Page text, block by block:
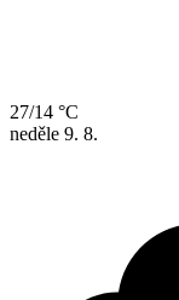
27/14 °C
neděle 9. 8.